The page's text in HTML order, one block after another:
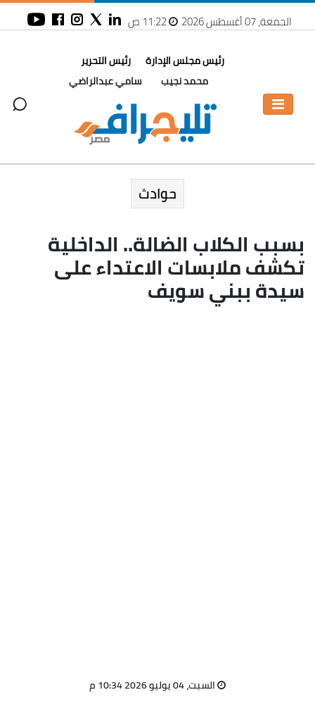
الجمعة، 07 أغسطس 2026 11:22 ص
رئيس مجلس الإدارة
محمد نجيب
رئيس التحرير
سامي عبدالراضي
حوادث
بسبب الكلاب الضالة.. الداخلية
تكشف ملابسات الاعتداء على
سيدة ببني سويف
السبت، 04 يوليو 2026 10:34 م